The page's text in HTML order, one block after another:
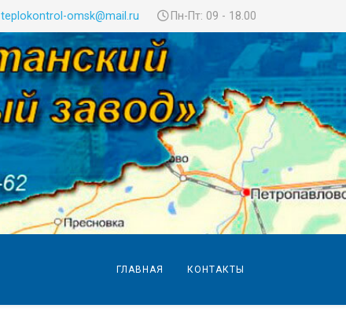
teplokontrol-omsk@mail.ru Пн-Пт: 09 - 18.00
ГЛАВНАЯ КОНТАКТЫ